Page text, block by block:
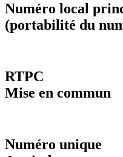
Numéro local
(portabilité du
RTPC
Mise en commun
Numéro unique